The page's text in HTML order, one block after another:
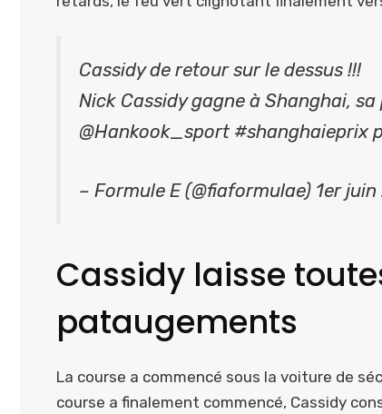
Cassidy de retour sur le dessus !!!
Nick Cassidy gagne à Shanghai,
@Hankook_sport #shanghaieprix
– Formule E (@fiaformulae) 1er
Cassidy laisse
pataugements
La course a commencé sous la voiture de
course a finalement commencé, Cassidy